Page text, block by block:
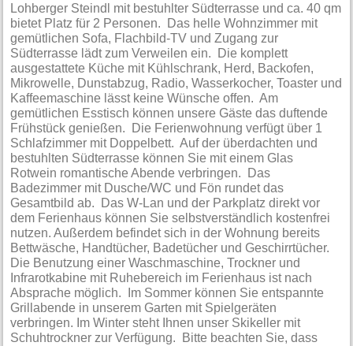
Lohberger Steindl mit bestuhlter Südterrasse und ca. 40 qm
bietet Platz für 2 Personen. Das helle Wohnzimmer mit
gemütlichen Sofa, Flachbild-TV und Zugang zur
Südterrasse lädt zum Verweilen ein. Die komplett
ausgestattete Küche mit Kühlschrank, Herd, Backofen,
Mikrowelle, Dunstabzug, Radio, Wasserkocher, Toaster und
Kaffeemaschine lässt keine Wünsche offen. Am
gemütlichen Esstisch können unsere Gäste das duftende
Frühstück genießen. Die Ferienwohnung verfügt über 1
Schlafzimmer mit Doppelbett. Auf der überdachten und
bestuhlten Südterrasse können Sie mit einem Glas
Rotwein romantische Abende verbringen. Das
Badezimmer mit Dusche/WC und Fön rundet das
Gesamtbild ab. Das W-Lan und der Parkplatz direkt vor
dem Ferienhaus können Sie selbstverständlich kostenfrei
nutzen. Außerdem befindet sich in der Wohnung bereits
Bettwäsche, Handtücher, Badetücher und Geschirrtücher.
Die Benutzung einer Waschmaschine, Trockner und
Infrarotkabine mit Ruhebereich im Ferienhaus ist nach
Absprache möglich. Im Sommer können Sie entspannte
Grillabende in unserem Garten mit Spielgeräten
verbringen. Im Winter steht Ihnen unser Skikeller mit
Schuhtrockner zur Verfügung. Bitte beachten Sie, dass